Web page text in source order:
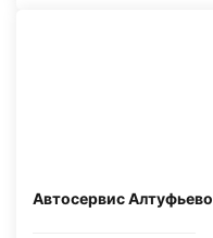
Автосервис Алтуфьево